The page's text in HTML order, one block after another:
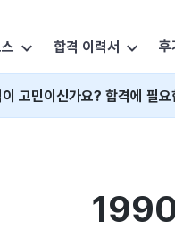
합격 이력서 후
고민이신가요? 합격에 필
1990